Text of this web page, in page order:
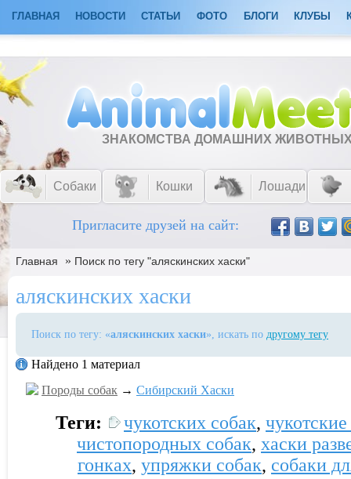
ГЛАВНАЯ НОВОСТИ СТАТЬИ ФОТО БЛОГИ КЛУБЫ
ЗНАКОМСТВА ДОМАШНИХ
Собаки Кошки Лошади
Пригласите друзей на сайт:
Главная » Поиск по тегу "аляскинских хаски"
аляскинских хаски
Поиск по тегу: «аляскинских хаски», искать по другому тегу
Найдено 1 материал
Породы собак → Сибирский Хаски
Теги: чукотских собак,
чистопородных собак, хаски
гонках, упряжки собак, собаки